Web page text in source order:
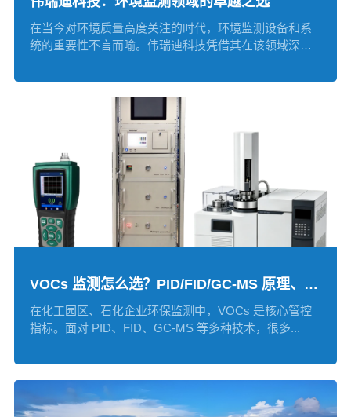
在当今对环境质量高度关注的时代，环境监测设备和系
统的重要性不言而喻。伟瑞迪科技凭借其在该领域深厚
VOCs 监测怎么选？PID/FID/GC-MS 原理、优缺点、适用场景一篇说清
在化工园区、石化企业环保监测中，VOCs 是核心管控
指标。面对 PID、FID、GC-MS 等多种技术，很多...